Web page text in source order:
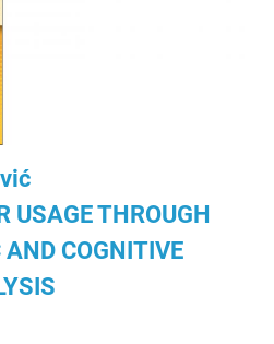
USAGE THROUGH
COGNITIVE